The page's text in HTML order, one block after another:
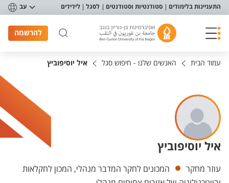
תפריט נגישות
התעניינות בלימודים סטודנטיות וסטודנטים לסגל לידידים עב
להרשמה
עמוד הבית האנשים שלנו - חיפוש סגל איל יוסיפוביץ
איל יוסיפוביץ
יחידות
עוזר מחקר
המכונים לחקר המדבר מנהלי, המכון לחקלאות